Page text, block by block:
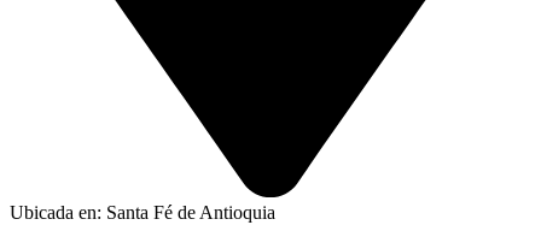
Ubicada en: Santa Fé de Antioquia